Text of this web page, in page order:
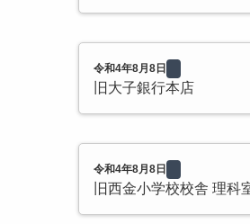
令和4年8月8日
旧大子銀行本店
令和4年8月8日
旧西金小学校校舎 理科